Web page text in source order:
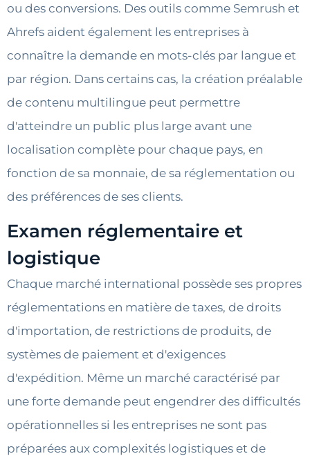
ou des conversions. Des outils comme Semrush et
Ahrefs aident également les entreprises à
connaître la demande en mots-clés par langue et
par région. Dans certains cas, la création préalable
de contenu multilingue peut permettre
d'atteindre un public plus large avant une
localisation complète pour chaque pays, en
fonction de sa monnaie, de sa réglementation ou
des préférences de ses clients.
Examen réglementaire et
logistique
Chaque marché international possède ses propres
réglementations en matière de taxes, de droits
d'importation, de restrictions de produits, de
systèmes de paiement et d'exigences
d'expédition. Même un marché caractérisé par
une forte demande peut engendrer des difficultés
opérationnelles si les entreprises ne sont pas
préparées aux complexités logistiques et de